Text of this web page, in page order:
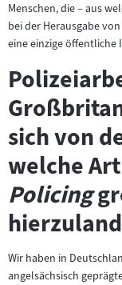
Menschen, die – aus
bei der Herausgabe
eine einzige öffentliche
sich von
welche
Policing
Wir haben in
angelsächsisch